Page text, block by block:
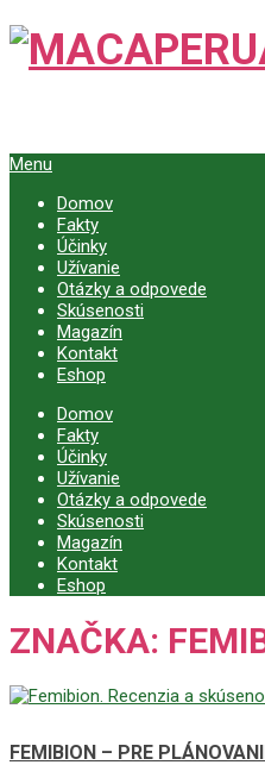
Menu
Domov
Fakty
Účinky
Užívanie
Otázky a odpovede
Skúsenosti
Magazín
Kontakt
Eshop
Domov
Fakty
Účinky
Užívanie
Otázky a odpovede
Skúsenosti
Magazín
Kontakt
Eshop
ZNAČKA:
FEMIBION – PRE